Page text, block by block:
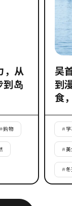
，从
到岛
#购物
吴
到
食
# 学
#美
#冬